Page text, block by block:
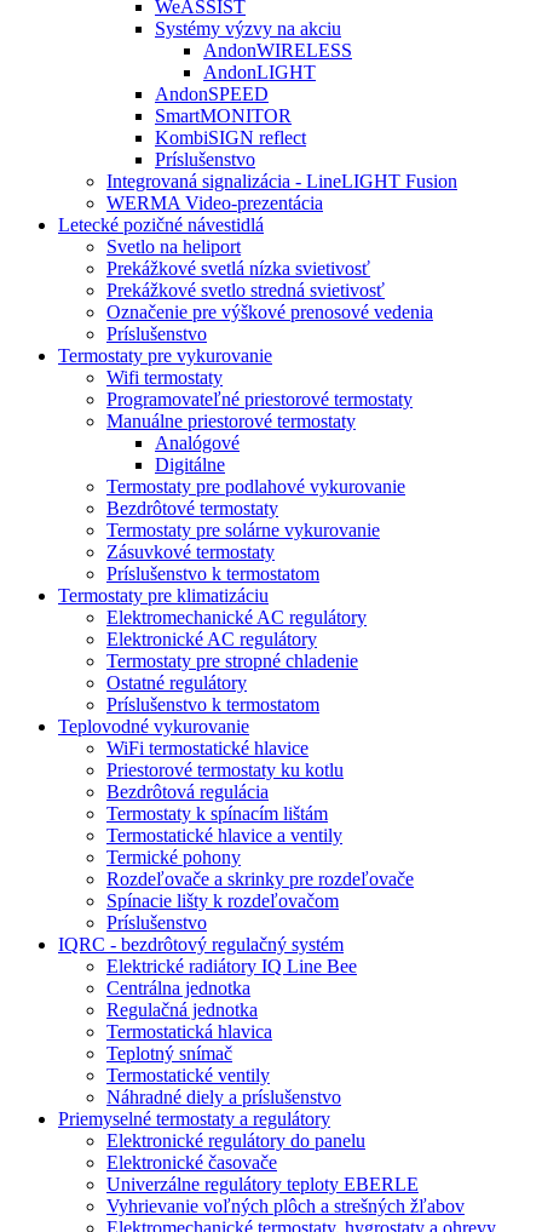
WeASSIST
Systémy výzvy na akciu
AndonWIRELESS
AndonLIGHT
AndonSPEED
SmartMONITOR
KombiSIGN reflect
Príslušenstvo
Integrovaná signalizácia - LineLIGHT Fusion
WERMA Video-prezentácia
Letecké pozičné návestidlá
Svetlo na heliport
Prekážkové svetlá nízka svietivosť
Prekážkové svetlo stredná svietivosť
Označenie pre výškové prenosové vedenia
Príslušenstvo
Termostaty pre vykurovanie
Wifi termostaty
Programovateľné priestorové termostaty
Manuálne priestorové termostaty
Analógové
Digitálne
Termostaty pre podlahové vykurovanie
Bezdrôtové termostaty
Termostaty pre solárne vykurovanie
Zásuvkové termostaty
Príslušenstvo k termostatom
Termostaty pre klimatizáciu
Elektromechanické AC regulátory
Elektronické AC regulátory
Termostaty pre stropné chladenie
Ostatné regulátory
Príslušenstvo k termostatom
Teplovodné vykurovanie
WiFi termostatické hlavice
Priestorové termostaty ku kotlu
Bezdrôtová regulácia
Termostaty k spínacím lištám
Termostatické hlavice a ventily
Termické pohony
Rozdeľovače a skrinky pre rozdeľovače
Spínacie lišty k rozdeľovačom
Príslušenstvo
IQRC - bezdrôtový regulačný systém
Elektrické radiátory IQ Line Bee
Centrálna jednotka
Regulačná jednotka
Termostatická hlavica
Teplotný snímač
Termostatické ventily
Náhradné diely a príslušenstvo
Priemyselné termostaty a regulátory
Elektronické regulátory do panelu
Elektronické časovače
Univerzálne regulátory teploty EBERLE
Vyhrievanie voľných plôch a strešných žľabov
Elektromechanické termostaty, hygrostaty a ohrevy